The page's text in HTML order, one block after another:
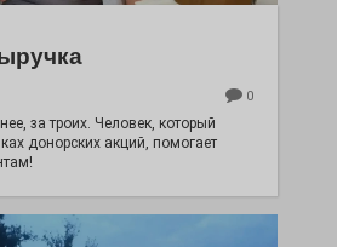
0
за троих. Человек, который
донорских акций, помогает